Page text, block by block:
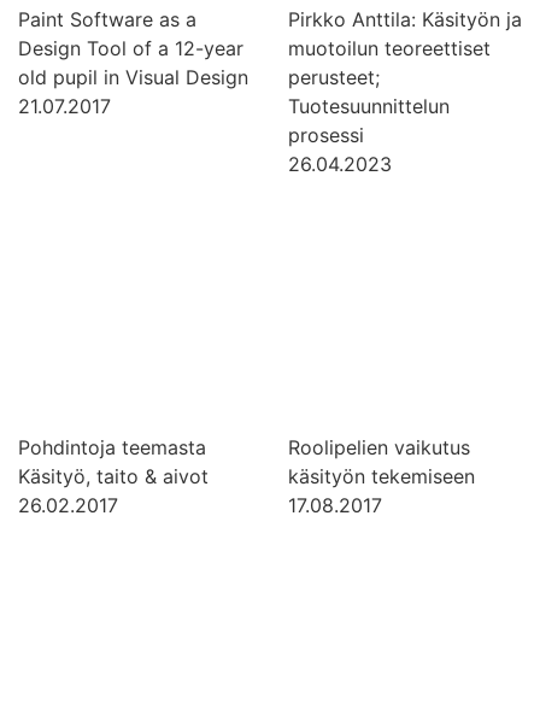
Paint Software as a
Design Tool of a 12-year
old pupil in Visual Design
21.07.2017
Pirkko Anttila: Käsityön ja
muotoilun teoreettiset
perusteet;
Tuotesuunnittelun
prosessi
26.04.2023
Pohdintoja teemasta
Käsityö, taito & aivot
26.02.2017
Roolipelien vaikutus
käsityön tekemiseen
17.08.2017